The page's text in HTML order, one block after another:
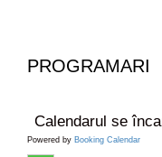
u
m
e
PROGRAMARI
Calendarul se
Powered by Booking Calendar